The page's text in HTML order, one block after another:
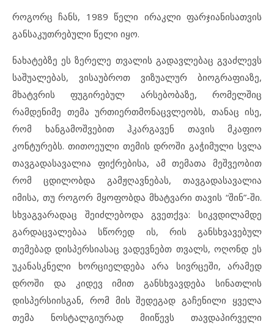
როგორც ჩანს, 1989 წელი ირაკლი ფარჯიანისათვის
განსაკუთრებული წელი იყო.
ნახატებზე ეს ზერელე თვალის გადავლებაც გვაძლევს
საშუალებას, ვისაუბროთ ვიზუალურ ბიოგრაფიაზე,
მხატვრის ფუგირებულ არსებობაზე, რომელშიც
რამდენიმე თემა ურთიერთმონაცვლეობს, თანაც ისე,
რომ ხანგამოშვებით ჰკარგავენ თავის მკაფიო
კონტურებს. თითოეული თემის დროში გაჭიმული სვლა
თავგადასავალია ფიქრებისა, ამ თემათა მეშვეობით
რომ ცდილობდა გამჟღავნებას, თავგადასავალია
იმისა, თუ როგორ მყოფობდა მხატვარი თავის “შინ”-ში.
სხვაგვარადაც შეიძლებოდა გვეთქვა: სიკვდილამდე
გარდაცვალებაა სწორედ ის, რის განსხვავებულ
თემებად დისპერსიასაც ვადევნებთ თვალს, ოღონდ ეს
უკანასკნელი ხორციელდება არა სივრცეში, არამედ
დროში და კიდევ იმით განსხვავდება სინათლის
დისპერსიისგან, რომ მის შედეგად გაჩენილი ყველა
თემა ნოსტალგიურად მიიწევს თავდაპირველი